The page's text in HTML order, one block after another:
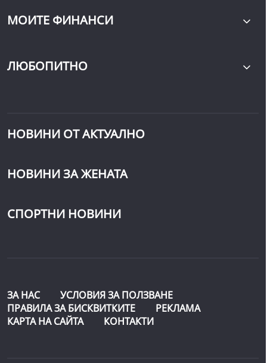
МОИТЕ ФИНАНСИ
ЛЮБОПИТНО
НОВИНИ ОТ АКТУАЛНО
НОВИНИ ЗА ЖЕНАТА
СПОРТНИ НОВИНИ
ЗА НАС
УСЛОВИЯ ЗА ПОЛЗВАНЕ
ПРАВИЛА ЗА БИСКВИТКИТЕ
РЕКЛАМА
КАРТА НА САЙТА
КОНТАКТИ